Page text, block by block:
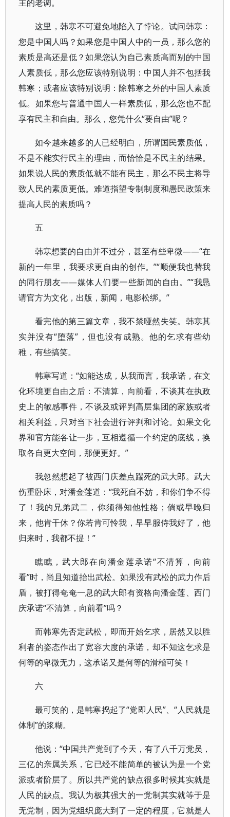
主的老调。
这里，韩寒不可避免地陷入了悖论。试问韩寒：
您是中国人吗？如果您是中国人中的一员，那么您的
素质是高还是低？如果您认为自己素质高而别的中国
人素质低，那么您应该特别说明：中国人并不包括我
韩寒；或者应该特别说明：除韩寒之外的中国人素质
低。如果您与普通中国人一样素质低，那么您也不配
享有民主和自由。那么，您凭什么“要自由”呢？
如今越来越多的人已经明白，所谓国民素质低，
不是不能实行民主的理由，而恰恰是不民主的结果。
如果说人民的素质低就不能有民主，那么不民主将导
致人民的素质更低。难道指望专制制度和愚民政策来
提高人民的素质吗？
五
韩寒想要的自由并不过分，甚至有些卑微——“在
新的一年里，我要求更自由的创作。”“顺便我也替我
的同行朋友——媒体人们要一些新闻的自由。”“我恳
请官方为文化，出版，新闻，电影松绑。”
看完他的第三篇文章，我不禁哑然失笑。韩寒其
实并没有“堕落”，但也没有成熟。他的乞求有些幼
稚，有些搞笑。
韩寒写道：“如能达成，从我而言，我承诺，在文
化环境更自由之后：不清算，向前看，不谈其在执政
史上的敏感事件，不谈及或评判高层集团的家族或者
相关利益，只对当下社会进行评判和讨论。如果文化
界和官方能各让一步，互相遵循一个约定的底线，换
取各自更大空间，那便更好。”
我忽然想起了被西门庆差点踹死的武大郎。武大
伤重卧床，对潘金莲道：“我死自不妨，和你们争不得
了！我的兄弟武二，你须得知他性格；倘或早晚归
来，他肯干休？你若肯可怜我，早早服侍我好了，他
归来时，我都不提！”
瞧瞧，武大郎在向潘金莲承诺“不清算，向前
看”时，尚且知道抬出武松。如果没有武松的武力作后
盾，被打得奄奄一息的武大郎有资格向潘金莲、西门
庆承诺“不清算，向前看”吗？
而韩寒先否定武松，即而开始乞求，居然又以胜
利者的姿态作出了宽容大度的承诺，却不知这乞求是
何等的卑微无力，这承诺又是何等的滑稽可笑！
六
最可笑的，是韩寒捣起了“党即人民”、“人民就是
体制”的浆糊。
他说：“中国共产党到了今天，有了八千万党员，
三亿的亲属关系，它已经不能简单的被认为是一个党
派或者阶层了。所以共产党的缺点很多时候其实就是
人民的缺点。我认为极其强大的一党制其实就等于是
无党制，因为党组织庞大到了一定的程度，它就是人